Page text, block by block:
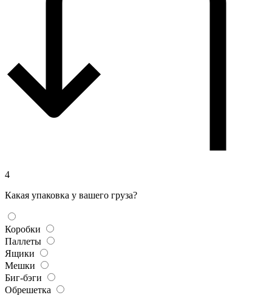
4
Какая упаковка у вашего груза?
Коробки
Паллеты
Ящики
Мешки
Биг-бэги
Обрешетка